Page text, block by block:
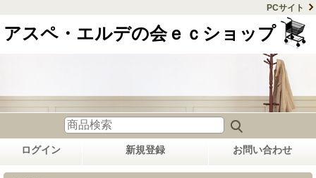
PCサイト
アスペ・エルデの会ｅｃショップ
ログイン 新規登録 お問い合わせ